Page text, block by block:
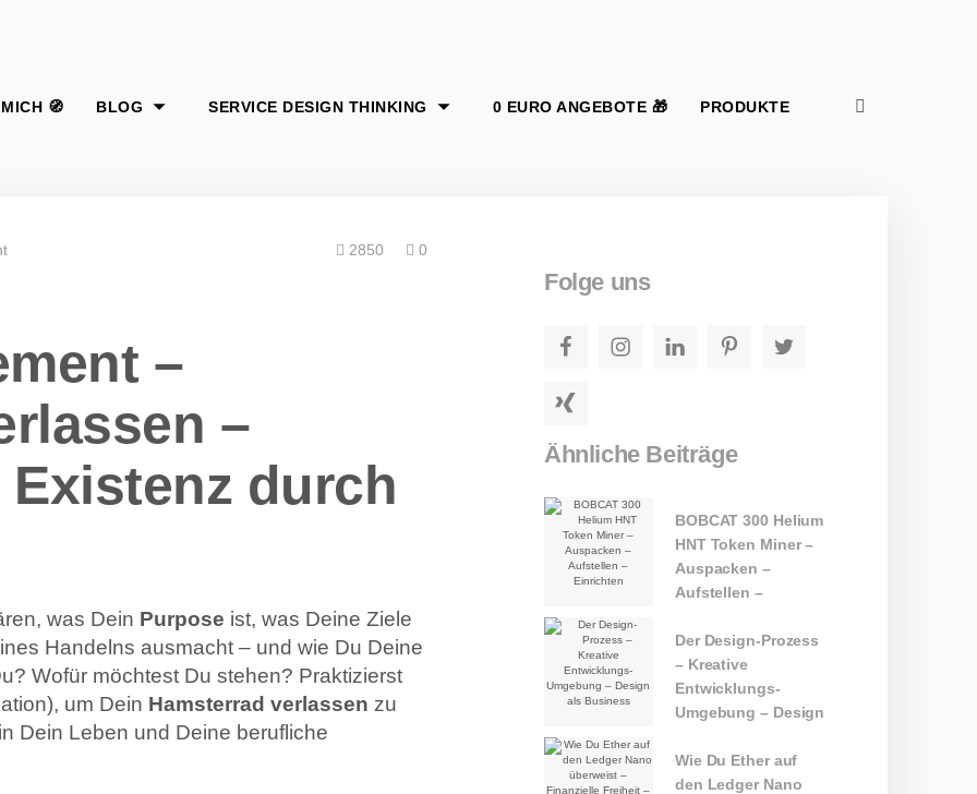
0
2850
–
–
durch
was Dein Purpose ist, was Deine Ziele
Handelns ausmacht – und wie Du Deine
Wofür möchtest Du stehen? Praktizierst
um Dein Hamsterrad verlassen zu
Dein Leben und Deine berufliche
Folge uns
FacebookInstagramLinkedInPinterestTwitter
Xing
Ähnliche Beiträge
BOBCAT 300 Helium
HNT Token Miner –
Auspacken –
Aufstellen –
Der Design-Prozess
– Kreative
Entwicklungs-
Umgebung – Design
Wie Du Ether auf
den Ledger Nano